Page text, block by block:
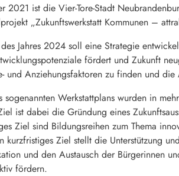
2021 ist die Vier-Tore-Stadt
„Zukunftswerkstatt Kommunen –
Jahres 2024 soll eine Strategie
fördert und Zukunft
und Anziehungsfaktoren zu finden und
Werkstattplans wurden in
ist dabei die Gründung eines
Ziel sind Bildungsreihen zum Thema
kurzfristiges Ziel stellt die Unterstützung
und den Austausch der Bürgerinnen
fördern.